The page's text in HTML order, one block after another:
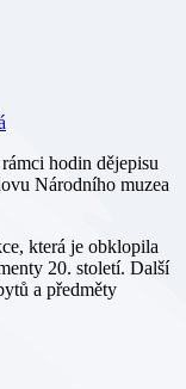
hodin dějepisu
Národního muzea
která je obklopila
20. století. Další
a předměty